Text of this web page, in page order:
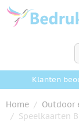
Ga naar de inhoud
Klanten
Home / Outdoor
/ Speelkaarten